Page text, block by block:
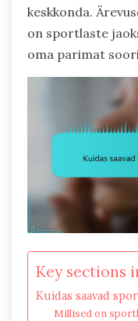
keskkonda.
on sportlaste
oma parimat
Key sections
Kuidas saavad
Millised on